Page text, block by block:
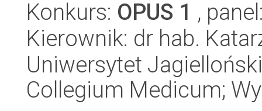
Konkurs: OPUS 1 ,
Kierownik: dr hab.
Uniwersytet
Collegium Medicum;